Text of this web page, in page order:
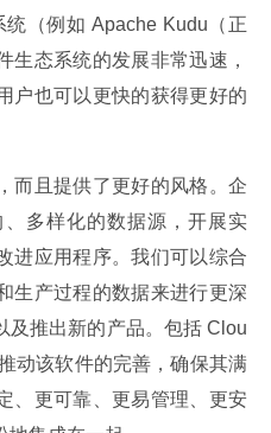
（例如 Apache Kudu（正
生态系统的发展非常迅速，
户也可以更快的获得更好的
而且提供了更好的风格。企
多样化的数据源，开展实
进应用程序。我们可以综合
生产过程的数据来进行更深
及推出新的产品。包括 Clou
动该软件的完善，确保其满
、更可靠、更易管理、更安